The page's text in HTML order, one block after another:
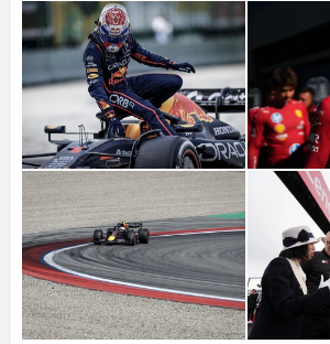
杯フォトギャラリー